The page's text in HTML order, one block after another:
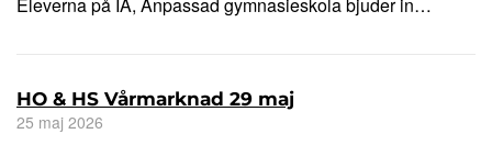
HO & HS Vårmarknad 29 maj
25 maj 2026